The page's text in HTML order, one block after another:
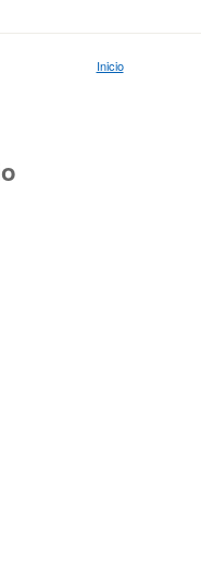
Inicio